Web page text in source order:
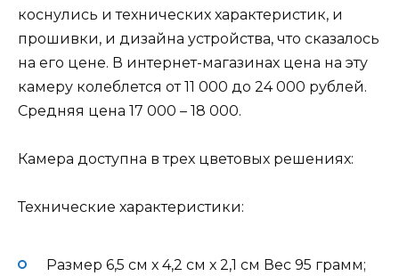
коснулись и технических характеристик, и
прошивки, и дизайна устройства, что сказалось
на его цене. В интернет-магазинах цена на эту
камеру колеблется от 11 000 до 24 000 рублей.
Средняя цена 17 000 – 18 000.
Камера доступна в трех цветовых решениях:
Технические характеристики:
Размер 6,5 см х 4,2 см х 2,1 см Вес 95 грамм;